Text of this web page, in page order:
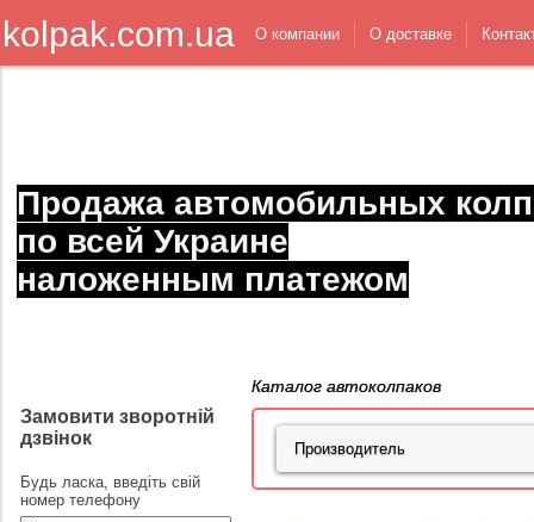
kolpak.com.ua О компании О доставке
Продажа автомобильных
по всей Украине
наложенным платежом
Замовити зворотній
дзвінок
Будь ласка, введіть свій
номер телефону
Каталог автоколпаков